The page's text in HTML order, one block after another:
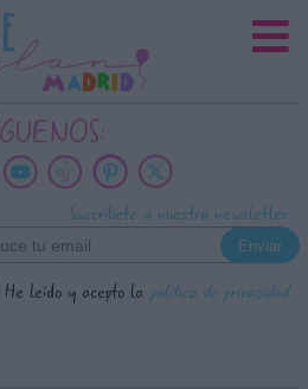
Suscríbete a nuestra newsletter
He leído y acepto la política de privacidad
LA